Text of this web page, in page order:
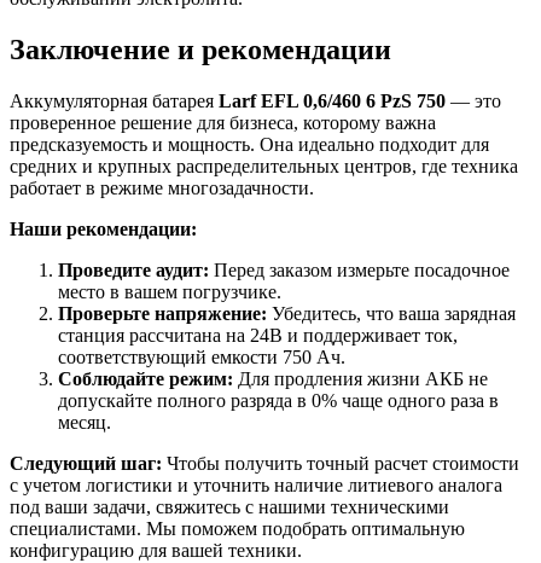
Заключение и рекомендации
Аккумуляторная батарея Larf EFL 0,6/460 6 PzS 750 — это
проверенное решение для бизнеса, которому важна
предсказуемость и мощность. Она идеально подходит для
средних и крупных распределительных центров, где техника
работает в режиме многозадачности.
Наши рекомендации:
Проведите аудит: Перед заказом измерьте посадочное
место в вашем погрузчике.
Проверьте напряжение: Убедитесь, что ваша зарядная
станция рассчитана на 24В и поддерживает ток,
соответствующий емкости 750 Ач.
Соблюдайте режим: Для продления жизни АКБ не
допускайте полного разряда в 0% чаще одного раза в
месяц.
Следующий шаг: Чтобы получить точный расчет стоимости
с учетом логистики и уточнить наличие литиевого аналога
под ваши задачи, свяжитесь с нашими техническими
специалистами. Мы поможем подобрать оптимальную
конфигурацию для вашей техники.